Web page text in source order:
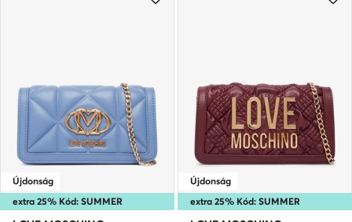
extra 25% Kód: SUMMER
Újdonság
extra 25% Kód: SUMMER
Újdonság